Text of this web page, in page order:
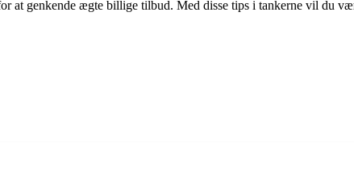
at genkende ægte billige tilbud. Med disse tips i tankerne vil du